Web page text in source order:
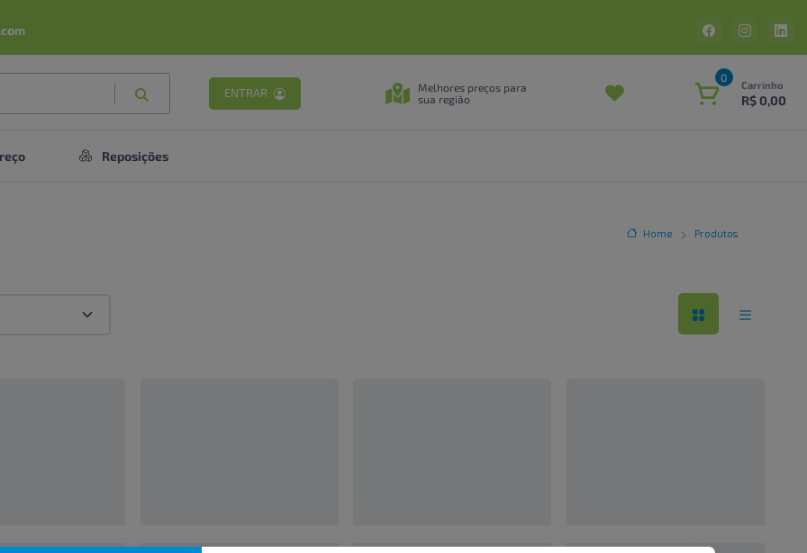
ENTRAR
Melhores preços para
sua região
0
Carrinho
R$ 0,00
Reposições
Home Produtos